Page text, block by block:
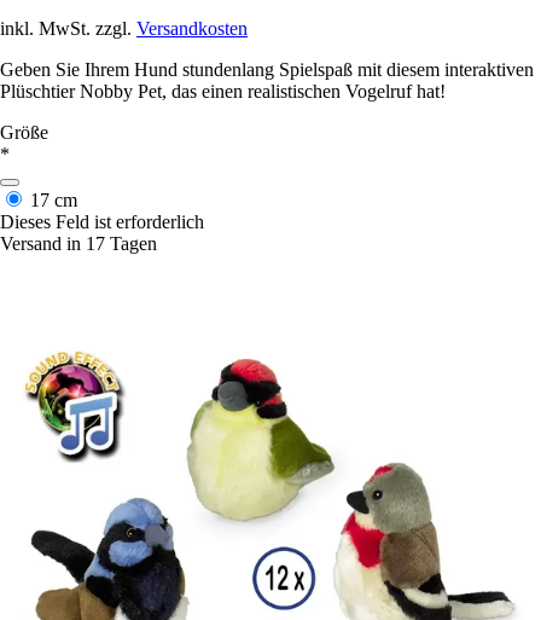
inkl. MwSt. zzgl. Versandkosten
Geben Sie Ihrem Hund stundenlang Spielspaß mit diesem interaktiven
Plüschtier Nobby Pet, das einen realistischen Vogelruf hat!
Größe
*
17 cm
Dieses Feld ist erforderlich
Versand in 17 Tagen